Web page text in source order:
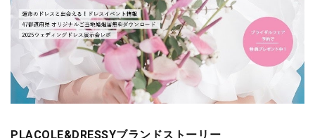
PLACOLE&DRESSYブランドストーリー